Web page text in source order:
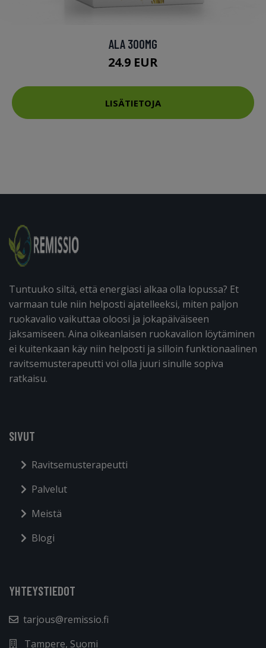
ALA 300MG
24.9 EUR
LISÄTIETOJA
Tuntuuko siltä, että energiasi alkaa olla lopussa? Et
varmaan tule niin helposti ajatelleeksi, miten paljon
ruokavalio vaikuttaa oloosi ja jokapäiväiseen
jaksamiseen. Aina oikeanlaisen ruokavalion löytäminen
ei kuitenkaan käy niin helposti ja silloin funktionaalinen
ravitsemusterapeutti voi olla juuri sinulle sopiva
ratkaisu.
SIVUT
Ravitsemusterapeutti
Palvelut
Meistä
Blogi
YHTEYSTIEDOT
tarjous@remissio.fi
Tampere, Suomi